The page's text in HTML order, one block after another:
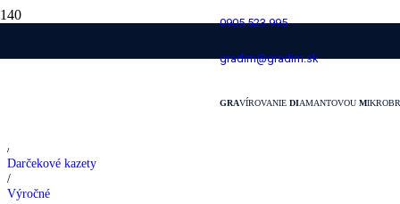
0905 523 995
gradim@gradim.sk
GRAVÍROVANIE DIAMANTOVOU M
/
Darčekové kazety
/
Výročné